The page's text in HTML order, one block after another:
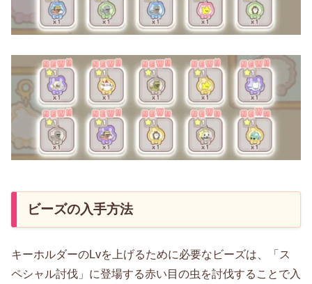
ビーズの入手方法
キーホルダーのLvを上げるために必要なビーズは、「ス
ペシャル討伐」に登場する赤い目の虫を討伐することで入